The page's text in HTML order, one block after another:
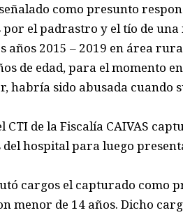
como presunto
el padrastro y el tío de una
años 2015 – 2019 en área
de edad, para el momento
habría sido abusada cuando
CTI de la Fiscalía CAIVAS
del hospital para luego
cargos el capturado como
menor de 14 años. Dicho